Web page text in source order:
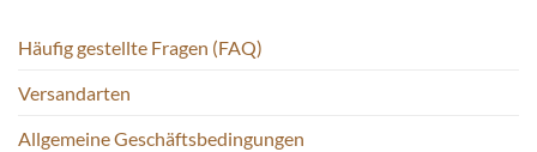
werden
Häufig gestellte Fragen (FAQ)
Versandarten
Allgemeine Geschäftsbedingungen